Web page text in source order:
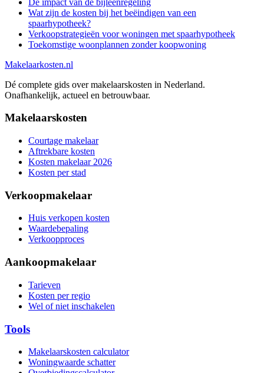
Wat zijn de kosten bij het beëindigen van een
spaarhypotheek?
Verkoopstrategieën voor woningen met spaarhypotheek
Toekomstige woonplannen zonder koopwoning
Makelaarkosten.nl
Dé complete gids over makelaarskosten in Nederland.
Onafhankelijk, actueel en betrouwbaar.
Makelaarskosten
Courtage makelaar
Aftrekbare kosten
Kosten makelaar 2026
Kosten per stad
Verkoopmakelaar
Huis verkopen kosten
Waardebepaling
Verkoopproces
Aankoopmakelaar
Tarieven
Kosten per regio
Wel of niet inschakelen
Tools
Makelaarskosten calculator
Woningwaarde schatter